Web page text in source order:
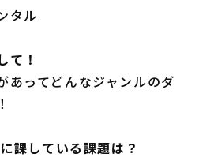
タル
て！
あってどんなジャンルのダ
課している課題は？